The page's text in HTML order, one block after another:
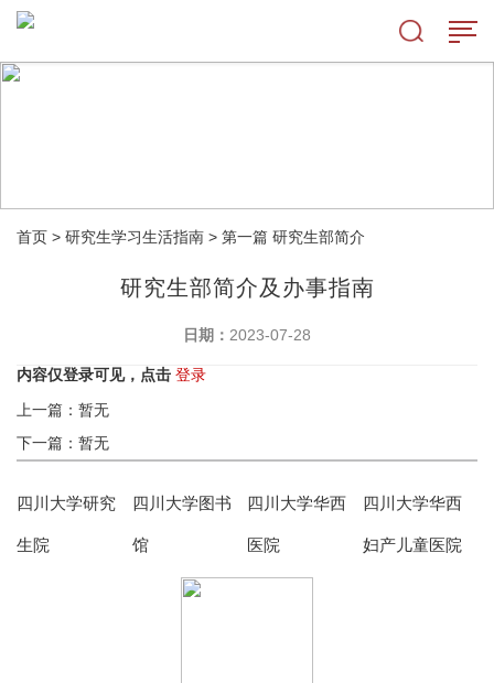
首页 > 研究生学习生活指南 > 第一篇 研究生部简介
研究生部简介及办事指南
日期： 2023-07-28
内容仅登录可见，点击 登录
上一篇：暂无
下一篇：暂无
四川大学研究
生院
四川大学图书
馆
四川大学华西
医院
四川大学华西
妇产儿童医院